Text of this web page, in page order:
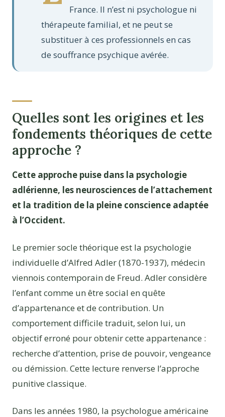
France. Il n’est ni psychologue ni
thérapeute familial, et ne peut se
substituer à ces professionnels en cas
de souffrance psychique avérée.
Quelles sont les origines et les
fondements théoriques de cette
approche ?
Cette approche puise dans la psychologie
adlérienne, les neurosciences de l’attachement
et la tradition de la pleine conscience adaptée
à l’Occident.
Le premier socle théorique est la psychologie
individuelle d’Alfred Adler (1870-1937), médecin
viennois contemporain de Freud. Adler considère
l’enfant comme un être social en quête
d’appartenance et de contribution. Un
comportement difficile traduit, selon lui, un
objectif erroné pour obtenir cette appartenance :
recherche d’attention, prise de pouvoir, vengeance
ou démission. Cette lecture renverse l’approche
punitive classique.
Dans les années 1980, la psychologue américaine